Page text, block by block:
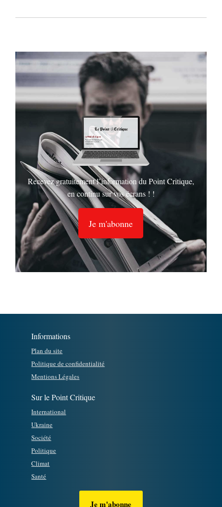
Recevez gratuitement l’information du Point Critique,
en continu sur vos écrans ! !
Je m'abonne
Informations
Plan du site
Politique de confidentialité
Mentions Légales
Sur le Point Critique
International
Ukraine
Société
Politique
Climat
Santé
Je m'abonne